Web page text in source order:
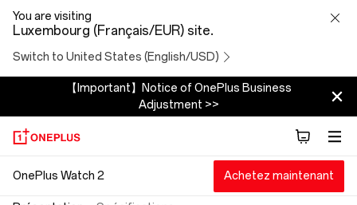
OnePlus
Watch
You are visiting
Luxembourg (Français/EUR) site.
Switch to United States (English/USD)
【Important】Notice of OnePlus Business
Adjustment >>
OnePlus Watch 2 Achetez maintenant